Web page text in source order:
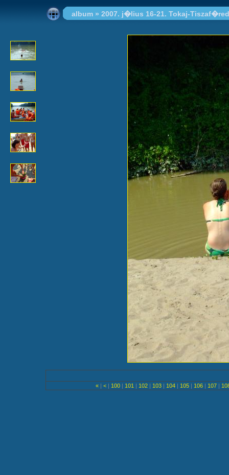
album » 2007. j�lius 16-21. Tokaj-Tiszaf�red
« | < | 100 | 101 | 102 | 103 | 104 | 105 | 106 | 107 |